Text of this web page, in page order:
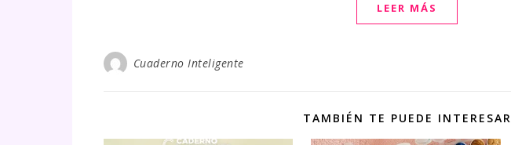
LEER MÁS
Cuaderno Inteligente
TAMBIÉN TE PUEDE INTERESAR